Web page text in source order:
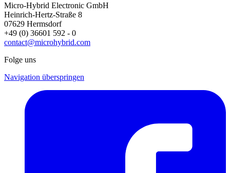
Micro-Hybrid Electronic GmbH
Heinrich-Hertz-Straße 8
07629 Hermsdorf
+49 (0) 36601 592 - 0
contact@microhybrid.com
Folge uns
Navigation überspringen